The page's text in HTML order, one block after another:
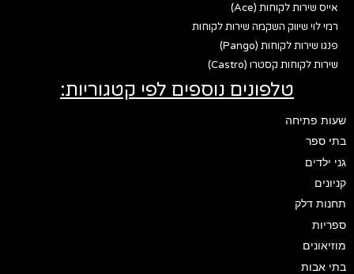
אייס שירות לקוחות (Ace)
רמי לוי שיווק השקמה שירות לקוחות
פנגו שירות לקוחות (Pango)
שירות לקוחות קסטרו (Castro)
טלפונים נוספים לפי קטגוריות:
שעות פתיחה
בתי ספר
גני ילדים
קניונים
תחנות דלק
ספריות
מוזיאונים
בתי אבות